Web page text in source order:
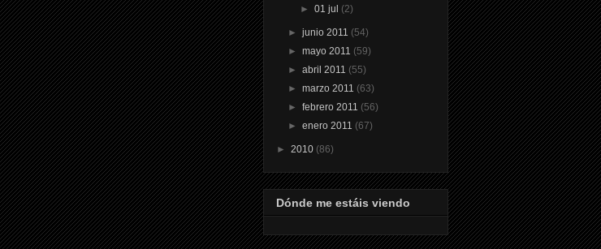
► 01 jul (2)
►junio 2011 (54)
►mayo 2011 (59)
►abril 2011 (55)
►marzo 2011 (63)
►febrero 2011 (56)
►enero 2011 (67)
► 2010 (86)
Dónde me estáis viendo